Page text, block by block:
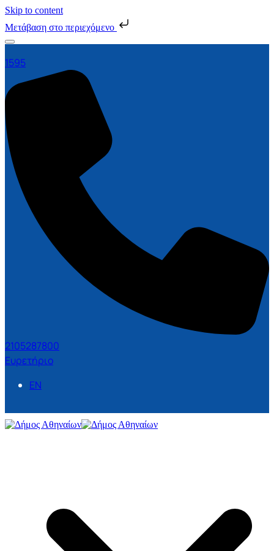
Skip to content
Μετάβαση στο περιεχόμενο
1595
2105287800
Ευρετήριο
EN